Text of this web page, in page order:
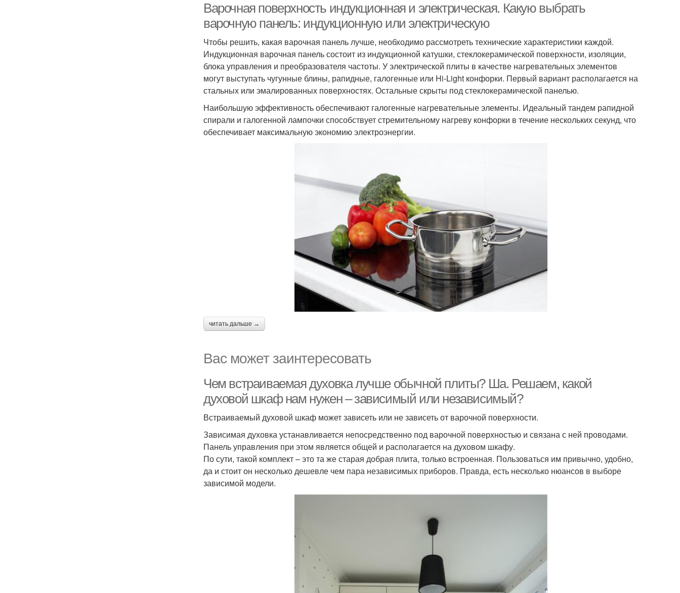
Варочная поверхность индукционная и электрическая. Какую выбрать
варочную панель: индукционную или электрическую
Чтобы решить, какая варочная панель лучше, необходимо рассмотреть технические характеристики каждой.
Индукционная варочная панель состоит из индукционной катушки, стеклокерамической поверхности, изоляции,
блока управления и преобразователя частоты. У электрической плиты в качестве нагревательных элементов
могут выступать чугунные блины, рапидные, галогенные или Hi-Light конфорки. Первый вариант располагается на
стальных или эмалированных поверхностях. Остальные скрыты под стеклокерамической панелью.
Наибольшую эффективность обеспечивают галогенные нагревательные элементы. Идеальный тандем рапидной
спирали и галогенной лампочки способствует стремительному нагреву конфорки в течение нескольких секунд, что
обеспечивает максимальную экономию электроэнергии.
читать дальше →
Вас может заинтересовать
Чем встраиваемая духовка лучше обычной плиты? Ша. Решаем, какой
духовой шкаф нам нужен – зависимый или независимый?
Встраиваемый духовой шкаф может зависеть или не зависеть от варочной поверхности.
Зависимая духовка устанавливается непосредственно под варочной поверхностью и связана с ней проводами.
Панель управления при этом является общей и располагается на духовом шкафу.
По сути, такой комплект – это та же старая добрая плита, только встроенная. Пользоваться им привычно, удобно,
да и стоит он несколько дешевле чем пара независимых приборов. Правда, есть несколько нюансов в выборе
зависимой модели.